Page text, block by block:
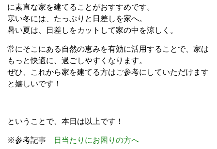
に素直な家を建てることがおすすめです。
寒い冬には、たっぷりと日差しを家へ。
暑い夏は、日差しをカットして家の中を涼しく。
常にそこにある自然の恵みを有効に活用することで、家は
もっと快適に、過ごしやすくなります。
ぜひ、これから家を建てる方はご参考にしていただけます
と嬉しいです！
ということで、本日は以上です！
※参考記事 日当たりにお困りの方へ